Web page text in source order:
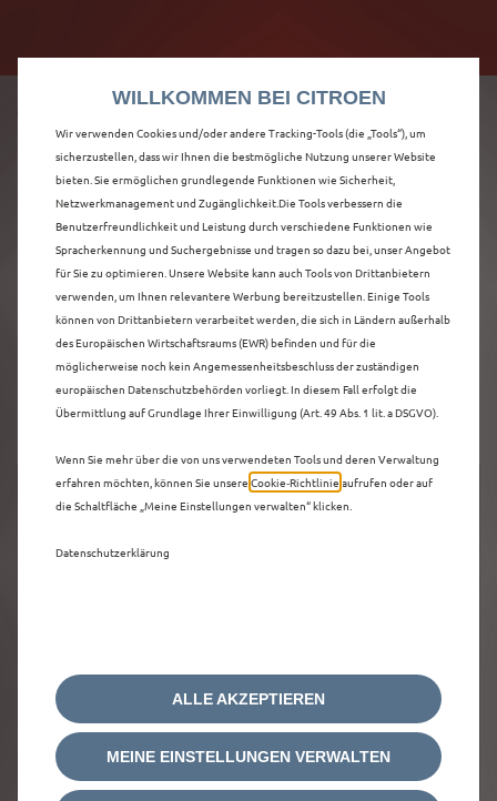
ENTDECKEN SIE ALLE
C5 X MIT BENZIN /
MILD-HYBRID
ANTRIEB IN PEINE
WILLKOMMEN BEI CITROEN
Wir verwenden Cookies und/oder andere Tracking-Tools (die „Tools“), um
sicherzustellen, dass wir Ihnen die bestmögliche Nutzung unserer Website
bieten. Sie ermöglichen grundlegende Funktionen wie Sicherheit,
Netzwerkmanagement und Zugänglichkeit.Die Tools verbessern die
Benutzerfreundlichkeit und Leistung durch verschiedene Funktionen wie
Spracherkennung und Suchergebnisse und tragen so dazu bei, unser Angebot
für Sie zu optimieren. Unsere Website kann auch Tools von Drittanbietern
verwenden, um Ihnen relevantere Werbung bereitzustellen. Einige Tools
können von Drittanbietern verarbeitet werden, die sich in Ländern außerhalb
des Europäischen Wirtschaftsraums (EWR) befinden und für die
möglicherweise noch kein Angemessenheitsbeschluss der zuständigen
europäischen Datenschutzbehörden vorliegt. In diesem Fall erfolgt die
Übermittlung auf Grundlage Ihrer Einwilligung (Art. 49 Abs. 1 lit. a DSGVO).
Wenn Sie mehr über die von uns verwendeten Tools und deren Verwaltung
erfahren möchten, können Sie unsere Cookie‑Richtlinie aufrufen oder auf
die Schaltfläche „Meine Einstellungen verwalten“ klicken.
Datenschutzerklärung
MEINE EINSTELLUNGEN VERWALTEN
ALLE AKZEPTIEREN